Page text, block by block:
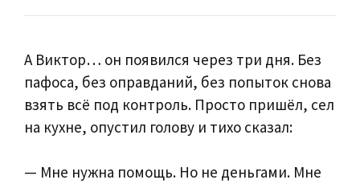
А Виктор… он появился через три дня. Без
пафоса, без оправданий, без попыток снова
взять всё под контроль. Просто пришёл, сел
на кухне, опустил голову и тихо сказал:
— Мне нужна помощь. Но не деньгами. Мне